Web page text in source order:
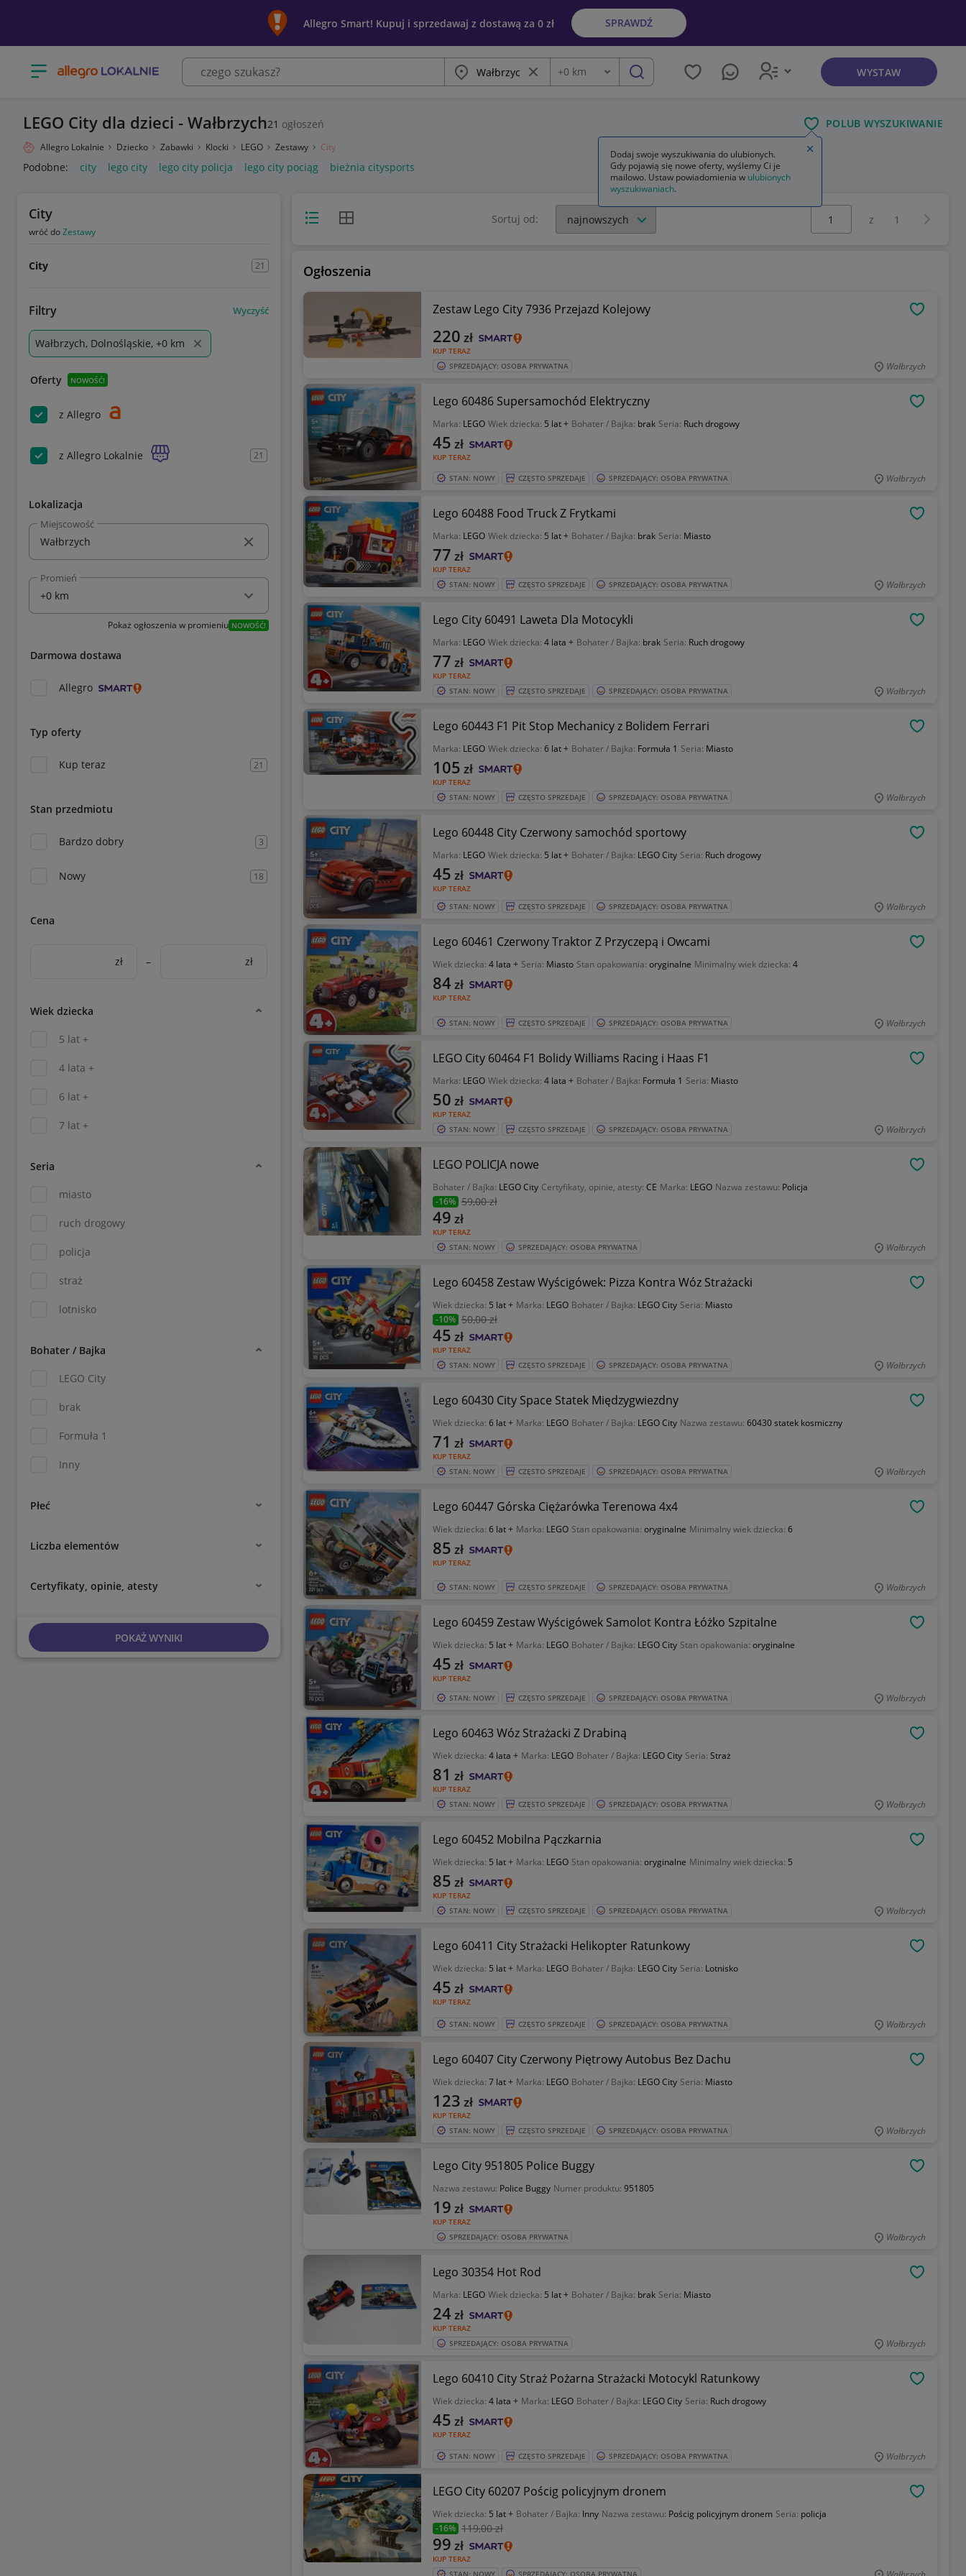
Allegro Smart! Kupuj i sprzedawaj z dostawą za 0 zł SPRAWDŹ
Otwórz menu z kategoriami Miasto Wyczyść frazę
Odległość
+0 km szukaj WYSTAW
LEGO City dla dzieci - Wałbrzych21 ogłoszeń POLUB WYSZUKIWANIE
Allegro Lokalnie Dziecko Zabawki Klocki LEGO Zestawy City
Podobne: city lego city lego city policja lego city pociąg bieżnia citysports
City
wróć doZestawy
City 21
Filtry Wyczyść
Wałbrzych, Dolnośląskie, +0 km
Oferty NOWOŚĆ!
z Allegro
z Allegro Lokalnie 21
Lokalizacja
Miejscowość
Promień
Pokaż ogłoszenia w promieniu NOWOŚĆ!
Darmowa dostawa
Allegro
Typ oferty
Kup teraz 21
Stan przedmiotu
Bardzo dobry 3
Nowy 18
Cena
zł – zł
Wiek dziecka
5 lat +
4 lata +
6 lat +
7 lat +
Seria
miasto
ruch drogowy
policja
straż
lotnisko
Bohater / Bajka
LEGO City
brak
Formuła 1
Inny
Płeć
Liczba elementów
Certyfikaty, opinie, atesty
POKAŻ WYNIKI
Widok listyWidok siatki Sortuj od:
Wybierz stronę:
z 1
Ogłoszenia
Zestaw Lego City 7936 Przejazd Kolejowy
KUP TERAZ
220 zł
SPRZEDAJĄCY: OSOBA PRYWATNA Wałbrzych
Lego 60486 Supersamochód Elektryczny
Marka: LEGO Wiek dziecka: 5 lat + Bohater / Bajka: brak Seria: Ruch drogowy
KUP TERAZ
45 zł
STAN: NOWY CZĘSTO SPRZEDAJE SPRZEDAJĄCY: OSOBA PRYWATNA Wałbrzych
Lego 60488 Food Truck Z Frytkami
Marka: LEGO Wiek dziecka: 5 lat + Bohater / Bajka: brak Seria: Miasto
KUP TERAZ
77 zł
STAN: NOWY CZĘSTO SPRZEDAJE SPRZEDAJĄCY: OSOBA PRYWATNA Wałbrzych
Lego City 60491 Laweta Dla Motocykli
Marka: LEGO Wiek dziecka: 4 lata + Bohater / Bajka: brak Seria: Ruch drogowy
KUP TERAZ
77 zł
STAN: NOWY CZĘSTO SPRZEDAJE SPRZEDAJĄCY: OSOBA PRYWATNA Wałbrzych
Lego 60443 F1 Pit Stop Mechanicy z Bolidem Ferrari
Marka: LEGO Wiek dziecka: 6 lat + Bohater / Bajka: Formuła 1 Seria: Miasto
KUP TERAZ
105 zł
STAN: NOWY CZĘSTO SPRZEDAJE SPRZEDAJĄCY: OSOBA PRYWATNA Wałbrzych
Lego 60448 City Czerwony samochód sportowy
Marka: LEGO Wiek dziecka: 5 lat + Bohater / Bajka: LEGO City Seria: Ruch drogowy
KUP TERAZ
45 zł
STAN: NOWY CZĘSTO SPRZEDAJE SPRZEDAJĄCY: OSOBA PRYWATNA Wałbrzych
Lego 60461 Czerwony Traktor Z Przyczepą i Owcami
Wiek dziecka: 4 lata + Seria: Miasto Stan opakowania: oryginalne Minimalny wiek dziecka: 4
KUP TERAZ
84 zł
STAN: NOWY CZĘSTO SPRZEDAJE SPRZEDAJĄCY: OSOBA PRYWATNA Wałbrzych
LEGO City 60464 F1 Bolidy Williams Racing i Haas F1
Marka: LEGO Wiek dziecka: 4 lata + Bohater / Bajka: Formuła 1 Seria: Miasto
KUP TERAZ
50 zł
STAN: NOWY CZĘSTO SPRZEDAJE SPRZEDAJĄCY: OSOBA PRYWATNA Wałbrzych
LEGO POLICJA nowe
Bohater / Bajka: LEGO City Certyfikaty, opinie, atesty: CE Marka: LEGO Nazwa zestawu: Policja
-16% 59,00 zł
KUP TERAZ
49 zł
STAN: NOWY SPRZEDAJĄCY: OSOBA PRYWATNA Wałbrzych
Lego 60458 Zestaw Wyścigówek: Pizza Kontra Wóz Strażacki
Wiek dziecka: 5 lat + Marka: LEGO Bohater / Bajka: LEGO City Seria: Miasto
-10% 50,00 zł
KUP TERAZ
45 zł
STAN: NOWY CZĘSTO SPRZEDAJE SPRZEDAJĄCY: OSOBA PRYWATNA Wałbrzych
Lego 60430 City Space Statek Międzygwiezdny
Wiek dziecka: 6 lat + Marka: LEGO Bohater / Bajka: LEGO City Nazwa zestawu: 60430 statek kosmiczny
KUP TERAZ
71 zł
STAN: NOWY CZĘSTO SPRZEDAJE SPRZEDAJĄCY: OSOBA PRYWATNA Wałbrzych
Lego 60447 Górska Ciężarówka Terenowa 4x4
Wiek dziecka: 6 lat + Marka: LEGO Stan opakowania: oryginalne Minimalny wiek dziecka: 6
KUP TERAZ
85 zł
STAN: NOWY CZĘSTO SPRZEDAJE SPRZEDAJĄCY: OSOBA PRYWATNA Wałbrzych
Lego 60459 Zestaw Wyścigówek Samolot Kontra Łóżko Szpitalne
Wiek dziecka: 5 lat + Marka: LEGO Bohater / Bajka: LEGO City Stan opakowania: oryginalne
KUP TERAZ
45 zł
STAN: NOWY CZĘSTO SPRZEDAJE SPRZEDAJĄCY: OSOBA PRYWATNA Wałbrzych
Lego 60463 Wóz Strażacki Z Drabiną
Wiek dziecka: 4 lata + Marka: LEGO Bohater / Bajka: LEGO City Seria: Straż
KUP TERAZ
81 zł
STAN: NOWY CZĘSTO SPRZEDAJE SPRZEDAJĄCY: OSOBA PRYWATNA Wałbrzych
Lego 60452 Mobilna Pączkarnia
Wiek dziecka: 5 lat + Marka: LEGO Stan opakowania: oryginalne Minimalny wiek dziecka: 5
KUP TERAZ
85 zł
STAN: NOWY CZĘSTO SPRZEDAJE SPRZEDAJĄCY: OSOBA PRYWATNA Wałbrzych
Lego 60411 City Strażacki Helikopter Ratunkowy
Wiek dziecka: 5 lat + Marka: LEGO Bohater / Bajka: LEGO City Seria: Lotnisko
KUP TERAZ
45 zł
STAN: NOWY CZĘSTO SPRZEDAJE SPRZEDAJĄCY: OSOBA PRYWATNA Wałbrzych
Lego 60407 City Czerwony Piętrowy Autobus Bez Dachu
Wiek dziecka: 7 lat + Marka: LEGO Bohater / Bajka: LEGO City Seria: Miasto
KUP TERAZ
123 zł
STAN: NOWY CZĘSTO SPRZEDAJE SPRZEDAJĄCY: OSOBA PRYWATNA Wałbrzych
Lego City 951805 Police Buggy
Nazwa zestawu: Police Buggy Numer produktu: 951805
KUP TERAZ
19 zł
SPRZEDAJĄCY: OSOBA PRYWATNA Wałbrzych
Lego 30354 Hot Rod
Marka: LEGO Wiek dziecka: 5 lat + Bohater / Bajka: brak Seria: Miasto
KUP TERAZ
24 zł
SPRZEDAJĄCY: OSOBA PRYWATNA Wałbrzych
Lego 60410 City Straż Pożarna Strażacki Motocykl Ratunkowy
Wiek dziecka: 4 lata + Marka: LEGO Bohater / Bajka: LEGO City Seria: Ruch drogowy
KUP TERAZ
45 zł
STAN: NOWY CZĘSTO SPRZEDAJE SPRZEDAJĄCY: OSOBA PRYWATNA Wałbrzych
LEGO City 60207 Pościg policyjnym dronem
Wiek dziecka: 5 lat + Bohater / Bajka: Inny Nazwa zestawu: Pościg policyjnym dronem Seria: policja
-16% 119,00 zł
KUP TERAZ
99 zł
Dodaj swoje wyszukiwania do ulubionych.
Gdy pojawią się nowe oferty, wyślemy Ci je
mailowo. Ustaw powiadomienia w ulubionych
wyszukiwaniach.
Zamknij wskazówkę